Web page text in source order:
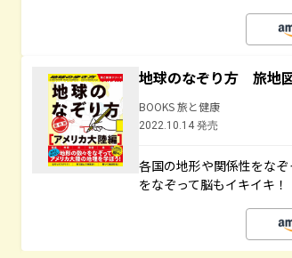
地球のなぞり方 旅地
BOOKS 旅と健康
2022.10.14 発売
各国の地形や関係性をな
をなぞって脳もイキイキ！